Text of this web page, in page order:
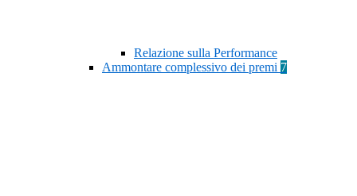
Relazione sulla Performance
Ammontare complessivo dei premi 7